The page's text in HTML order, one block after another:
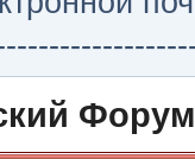
Форум